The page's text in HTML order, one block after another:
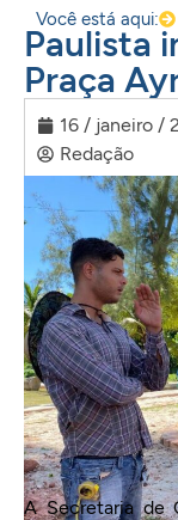
Você está aqui:
Paulista
Praça
16 / janeiro /
Redação
A Secretaria de